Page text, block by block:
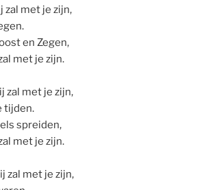
zal met je zijn,
en Zegen,
met je zijn.
zal met je zijn,
tijden.
spreiden,
met je zijn.
zal met je zijn,